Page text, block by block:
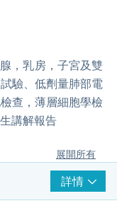
，乳房，子宮及雙
驗、低劑量肺部電
查，薄層細胞學檢
講解報告
展開所有
詳情